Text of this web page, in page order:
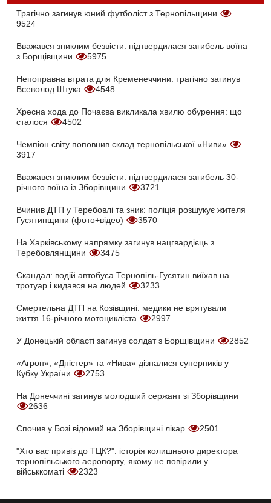
Трагічно загинув юний футболіст з Тернопільщини
9524
Вважався зниклим безвісти: підтвердилася загибель воїна
з Борщівщини
5975
Непоправна втрата для Кременеччини: трагічно загинув
Всеволод Штука
4548
Хресна хода до Почаєва викликала хвилю обурення: що
сталося
4502
Чемпіон світу поповнив склад тернопільської «Ниви»
3917
Вважався зниклим безвісти: підтвердилася загибель 30-
річного воїна із Зборівщини
3721
Вчинив ДТП у Теребовлі та зник: поліція розшукує жителя
Гусятинщини (фото+відео)
3570
На Харківському напрямку загинув нацгвардієць з
Теребовлянщини
3475
Скандал: водій автобуса Тернопіль-Гусятин виїхав на
тротуар і кидався на людей
3233
Смертельна ДТП на Козівщині: медики не врятували
життя 16-річного мотоцикліста
2997
У Донецькій області загинув солдат з Борщівщини 2852
«Агрон», «Дністер» та «Нива» дізналися суперників у
Кубку України
2753
На Донеччині загинув молодший сержант зі Зборівщини
2636
Спочив у Бозі відомий на Зборівщині лікар 2501
"Хто вас привіз до ТЦК?": історія колишнього директора
тернопільського аеропорту, якому не повірили у
військкоматі
2323